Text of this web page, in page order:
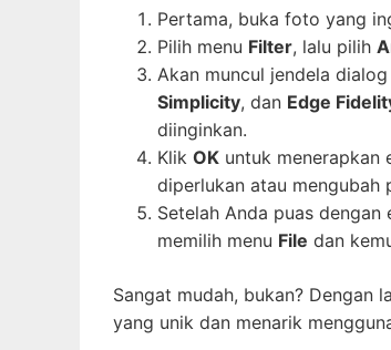
Pertama, buka foto yang
Pilih menu Filter, lalu pilih
Akan muncul jendela
Simplicity, dan Edge
diinginkan.
Klik OK untuk menerapkan
diperlukan atau mengubah
Setelah Anda puas
memilih menu File dan
Sangat mudah, bukan? Dengan
yang unik dan menarik